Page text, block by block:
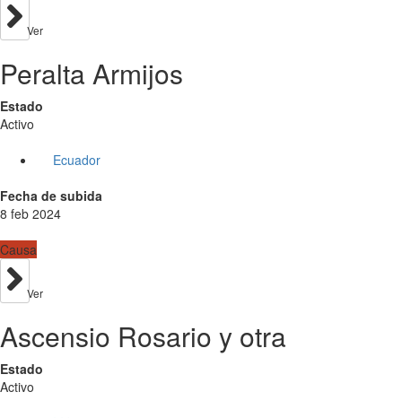
Ver
Peralta Armijos
Estado
Activo
Ecuador
Fecha de subida
8 feb 2024
Causa
Ver
Ascensio Rosario y otra
Estado
Activo